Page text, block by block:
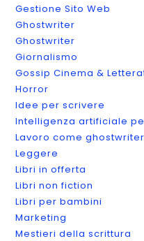
Gestione Sito Web
Ghostwriter
Ghostwriter
Giornalismo
Gossip Cinema &
Horror
Idee per scrivere
Intelligenza artificiale
Lavoro come ghostwriter
Leggere
Libri in offerta
Libri non fiction
Libri per bambini
Marketing
Mestieri della scrittura